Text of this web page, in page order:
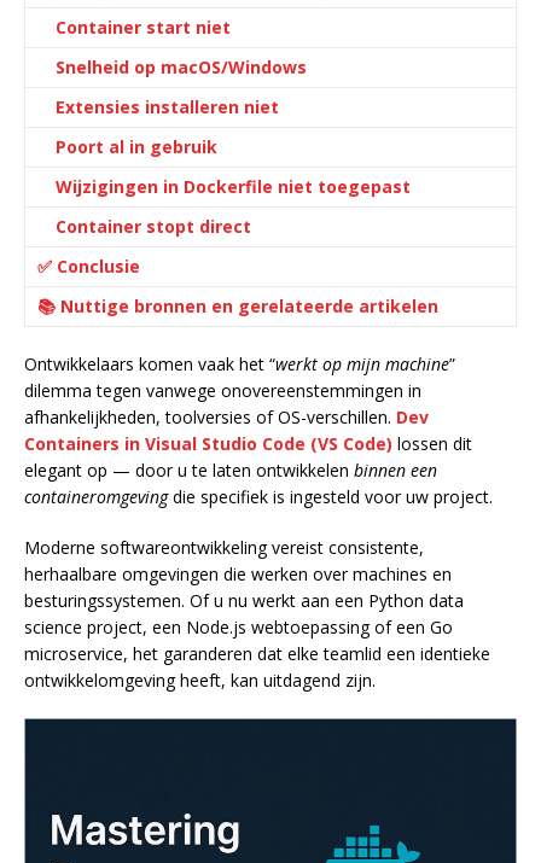
Container start niet
Snelheid op macOS/Windows
Extensies installeren niet
Poort al in gebruik
Wijzigingen in Dockerfile niet toegepast
Container stopt direct
✅ Conclusie
📚 Nuttige bronnen en gerelateerde artikelen
Ontwikkelaars komen vaak het “werkt op mijn machine”
dilemma tegen vanwege onovereenstemmingen in
afhankelijkheden, toolversies of OS-verschillen. Dev
Containers in Visual Studio Code (VS Code) lossen dit
elegant op — door u te laten ontwikkelen binnen een
containeromgevingdie specifiek is ingesteld voor uw project.
Moderne softwareontwikkeling vereist consistente,
herhaalbare omgevingen die werken over machines en
besturingssystemen. Of u nu werkt aan een Python data
science project, een Node.js webtoepassing of een Go
microservice, het garanderen dat elke teamlid een identieke
ontwikkelomgeving heeft, kan uitdagend zijn.